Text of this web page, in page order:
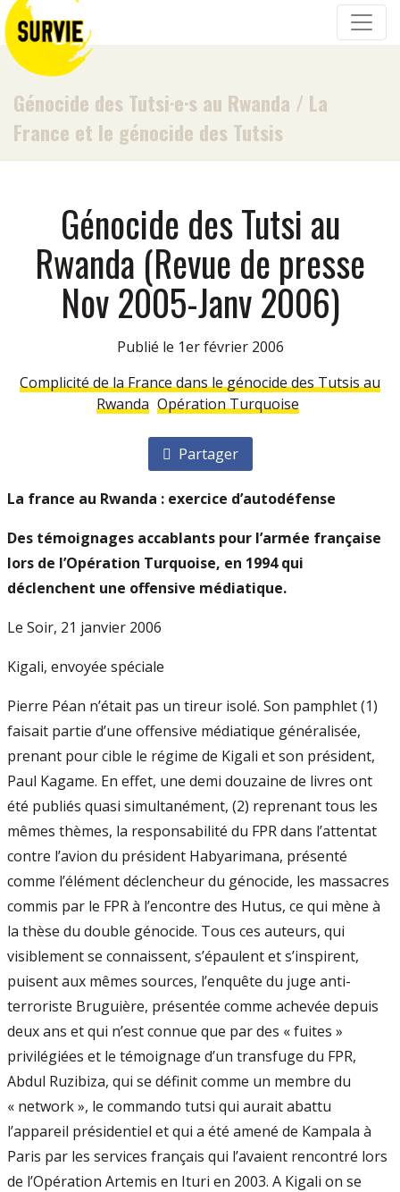
Génocide des Tutsi·e·s au Rwanda / La
France et le génocide des Tutsis
Génocide des Tutsi au
Rwanda (Revue de presse
Nov 2005-Janv 2006)
Publié le 1er février 2006
Complicité de la France dans le génocide des Tutsis au
Rwanda Opération Turquoise
Partager
La france au Rwanda : exercice d’autodéfense
Des témoignages accablants pour l’armée française
lors de l’Opération Turquoise, en 1994 qui
déclenchent une offensive médiatique.
Le Soir, 21 janvier 2006
Kigali, envoyée spéciale
Pierre Péan n’était pas un tireur isolé. Son pamphlet (1)
faisait partie d’une offensive médiatique généralisée,
prenant pour cible le régime de Kigali et son président,
Paul Kagame. En effet, une demi douzaine de livres ont
été publiés quasi simultanément, (2) reprenant tous les
mêmes thèmes, la responsabilité du FPR dans l’attentat
contre l’avion du président Habyarimana, présenté
comme l’élément déclencheur du génocide, les massacres
commis par le FPR à l’encontre des Hutus, ce qui mène à
la thèse du double génocide. Tous ces auteurs, qui
visiblement se connaissent, s’épaulent et s’inspirent,
puisent aux mêmes sources, l’enquête du juge anti-
terroriste Bruguière, présentée comme achevée depuis
deux ans et qui n’est connue que par des « fuites »
privilégiées et le témoignage d’un transfuge du FPR,
Abdul Ruzibiza, qui se définit comme un membre du
« network », le commando tutsi qui aurait abattu
l’appareil présidentiel et qui a été amené de Kampala à
Paris par les services français qui l’avaient rencontré lors
de l’Opération Artemis en Ituri en 2003. A Kigali on se